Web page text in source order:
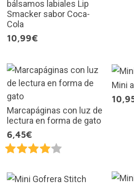
bálsamos labiales Lip
Smacker sabor Coca-
Cola
10,99€
Marcapáginas con luz de
lectura en forma de gato
6,45€
Mini